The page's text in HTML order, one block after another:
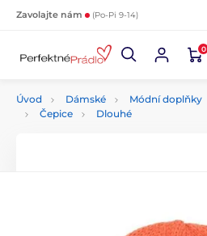
Zavolajte nám (Po-Pi 9-14)
0
Úvod Dámské Módní doplňky
Čepice
Dlouhé